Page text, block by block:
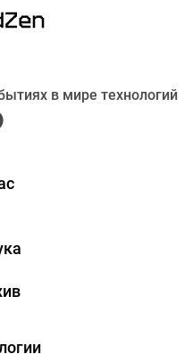
в мире технологий